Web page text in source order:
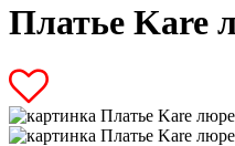
Платье Kare